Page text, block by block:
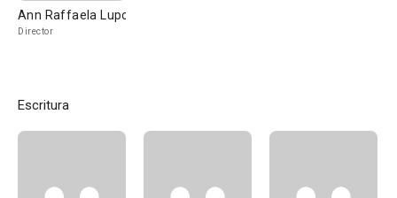
Ann Raffaela Lupo
Director
Escritura